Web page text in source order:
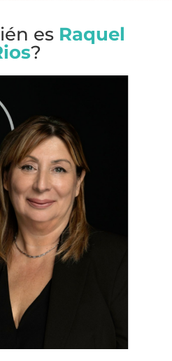
es Raquel
?